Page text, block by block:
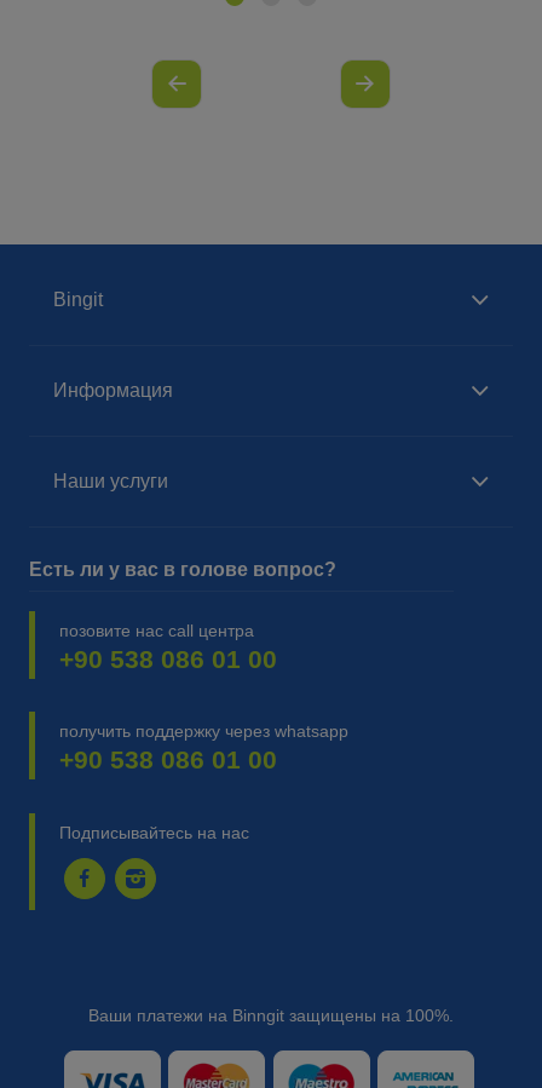
Bingit
Информация
Наши услуги
Есть ли у вас в голове вопрос?
позовите нас call центра
+90 538 086 01 00
получить поддержку через whatsapp
+90 538 086 01 00
Подписывайтесь на нас
Ваши платежи на Binngit защищены на 100%.